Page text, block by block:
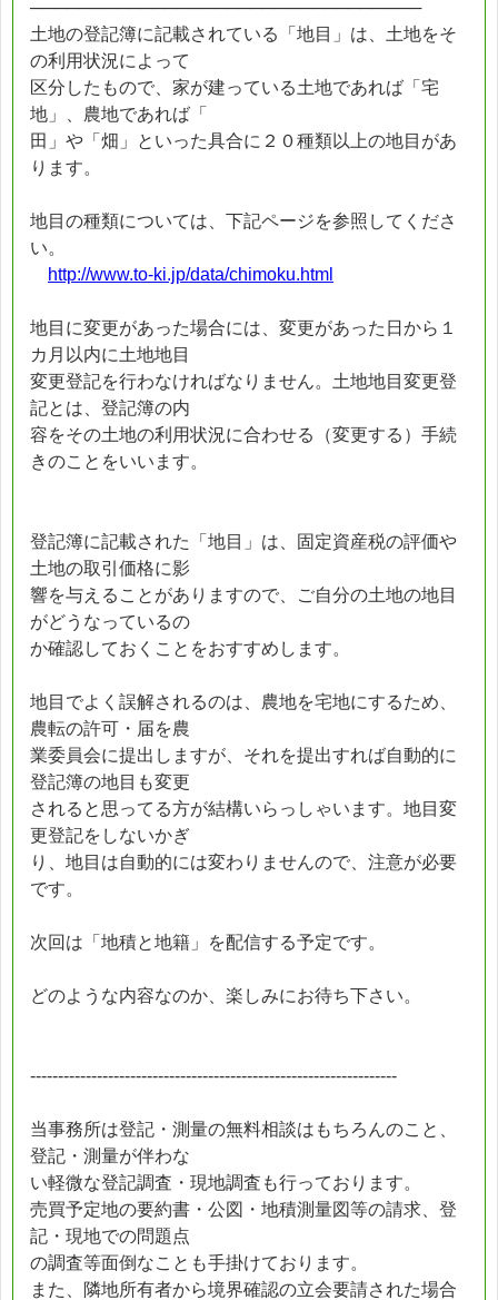
────────────────────────────────
土地の登記簿に記載されている「地目」は、土地をそ
の利用状況によって
区分したもので、家が建っている土地であれば「宅
地」、農地であれば「
田」や「畑」といった具合に２０種類以上の地目があ
ります。
地目の種類については、下記ページを参照してくださ
い。
http://www.to-ki.jp/data/chimoku.html
地目に変更があった場合には、変更があった日から１
カ月以内に土地地目
変更登記を行わなければなりません。土地地目変更登
記とは、登記簿の内
容をその土地の利用状況に合わせる（変更する）手続
きのことをいいます。
登記簿に記載された「地目」は、固定資産税の評価や
土地の取引価格に影
響を与えることがありますので、ご自分の土地の地目
がどうなっているの
か確認しておくことをおすすめします。
地目でよく誤解されるのは、農地を宅地にするため、
農転の許可・届を農
業委員会に提出しますが、それを提出すれば自動的に
登記簿の地目も変更
されると思ってる方が結構いらっしゃいます。地目変
更登記をしないかぎ
り、地目は自動的には変わりませんので、注意が必要
です。
次回は「地積と地籍」を配信する予定です。
どのような内容なのか、楽しみにお待ち下さい。
------------------------------------------------------------------
当事務所は登記・測量の無料相談はもちろんのこと、
登記・測量が伴わな
い軽微な登記調査・現地調査も行っております。
売買予定地の要約書・公図・地積測量図等の請求、登
記・現地での問題点
の調査等面倒なことも手掛けております。
また、隣地所有者から境界確認の立会要請された場合